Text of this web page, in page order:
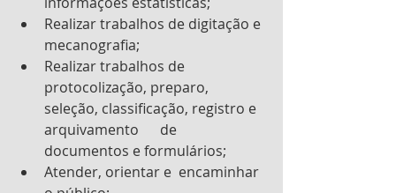
Realizar trabalhos de digitação e
mecanografia;
Realizar trabalhos de
protocolização, preparo,
seleção, classificação, registro e
arquivamento      de
documentos e formulários;
Atender, orientar e  encaminhar